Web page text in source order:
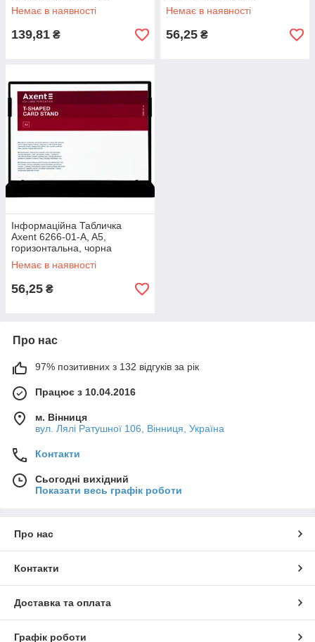
Немає в наявності
139,81 ₴
Немає в наявності
56,25 ₴
Інформаційна Табличка
Axent 6266-01-A, A5,
горизонтальна, чорна
Немає в наявності
56,25 ₴
Про нас
97% позитивних з 132 відгуків за рік
Працює з 10.04.2016
м. Вінниця
вул. Лялі Ратушної 106, Вінниця, Україна
Контакти
Сьогодні вихідний
Показати весь графік роботи
Про нас
Контакти
Доставка та оплата
Графік роботи